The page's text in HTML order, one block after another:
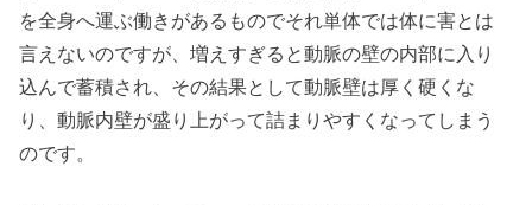
を全身へ運ぶ働きがあるものでそれ単体では体に害とは
言えないのですが、増えすぎると動脈の壁の内部に入り
込んで蓄積され、その結果として動脈壁は厚く硬くな
り、動脈内壁が盛り上がって詰まりやすくなってしまう
のです。